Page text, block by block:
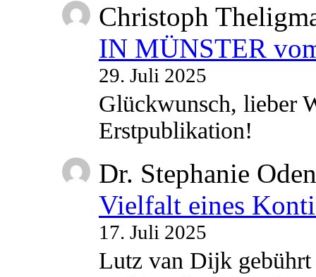
Christoph
IN MÜNSTER
29. Juli 2025
Glückwunsch, lieber
Erstpublikation!
Dr. Stephanie
Vielfalt eines
17. Juli 2025
Lutz van Dijk